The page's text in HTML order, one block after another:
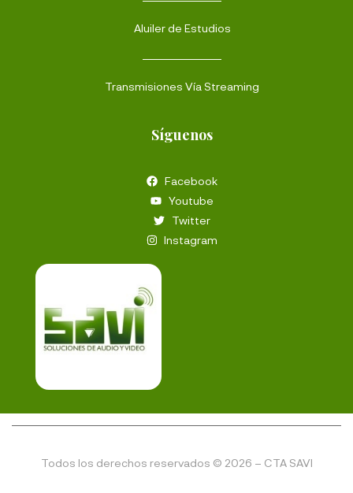
Aluiler de Estudios
Transmisiones Vía Streaming
Síguenos
Facebook
Youtube
Twitter
Instagram
Todos los derechos reservados © 2026 – CTA SAVI